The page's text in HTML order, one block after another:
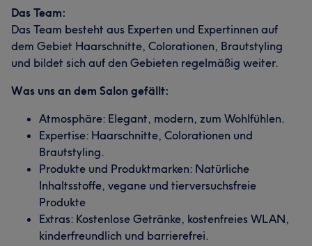
Das Team:
Das Team besteht aus Experten und Expertinnen auf
dem Gebiet Haarschnitte, Colorationen, Brautstyling
und bildet sich auf den Gebieten regelmäßig weiter.
Was uns an dem Salon gefällt:
Atmosphäre: Elegant, modern, zum Wohlfühlen.
Expertise: Haarschnitte, Colorationen und
Brautstyling.
Produkte und Produktmarken: Natürliche
Inhaltsstoffe, vegane und tierversuchsfreie
Produkte
Extras: Kostenlose Getränke, kostenfreies WLAN,
kinderfreundlich und barrierefrei.